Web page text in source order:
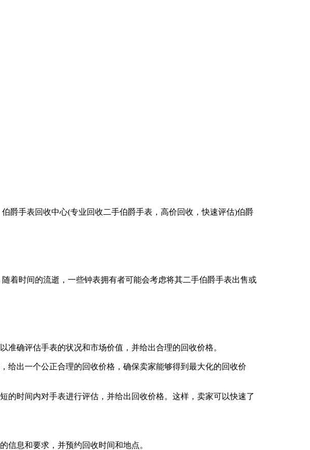
爵手表回收中心(专业回收二手伯爵手表，高价回收，快速评估)伯爵
着时间的流逝，一些钟表拥有者可能会考虑将其二手伯爵手表出售或
确评估手表的状况和市场价值，并给出合理的回收价格。
给出一个公正合理的回收价格，确保卖家能够得到最大化的回收价
的时间内对手表进行评估，并给出回收价格。这样，卖家可以快速了
信息和要求，并预约回收时间和地点。